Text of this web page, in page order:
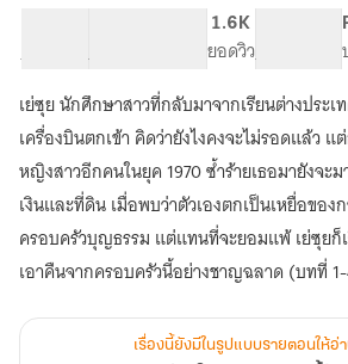
เอา
คืน
บ้าง
แล้ว
กัน!
เล่ม
1
80
:
ชาติ
นี้
ฉัน
ขอ
เอา
คืน
แล้ว
กัน
จำนวนคำ จำนวนหน้า (A5)
1.6K
ยอดวิวระดับเนื้อหา
เย่ซุย นักศึกษาสาวที่กลับมาจากเรียนต่างประ
เครื่องบินตกเข้า คิดว่ายังไงคงจะไม่รอดแล้ว
หญิงสาวอีกคนในยุค 1970 ซ้ำร้ายเธอมายังจะ
เงินและที่ดิน เมื่อพบว่าตัวเองตกเป็นเหยื่อของ
ครอบครัวบุญธรรม แต่แทนที่จะยอมแพ้ เย่ซุยก็
เอาคืนจากครอบครัวนี้อย่างชาญฉลาด (บทที่
เรื่องนี้ยังมีในรูปแบบรายตอนให้อ่